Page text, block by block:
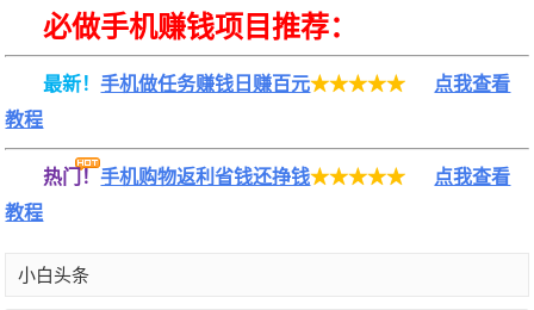
必做手机赚钱项目推荐：
最新！手机做任务赚钱日赚百元★★★★★
点我查看
教程
热门！手机购物返利省钱还挣钱★★★★★
点我查看
教程
小白头条